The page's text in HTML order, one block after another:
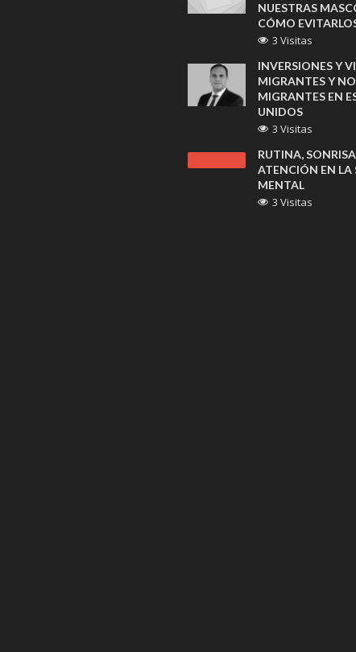
NUESTRAS
CÓMO
3 Visitas
INVERSIONES Y
MIGRANTES Y NO
MIGRANTES EN
UNIDOS
3 Visitas
RUTINA,
ATENCIÓN EN LA
MENTAL
3 Visitas